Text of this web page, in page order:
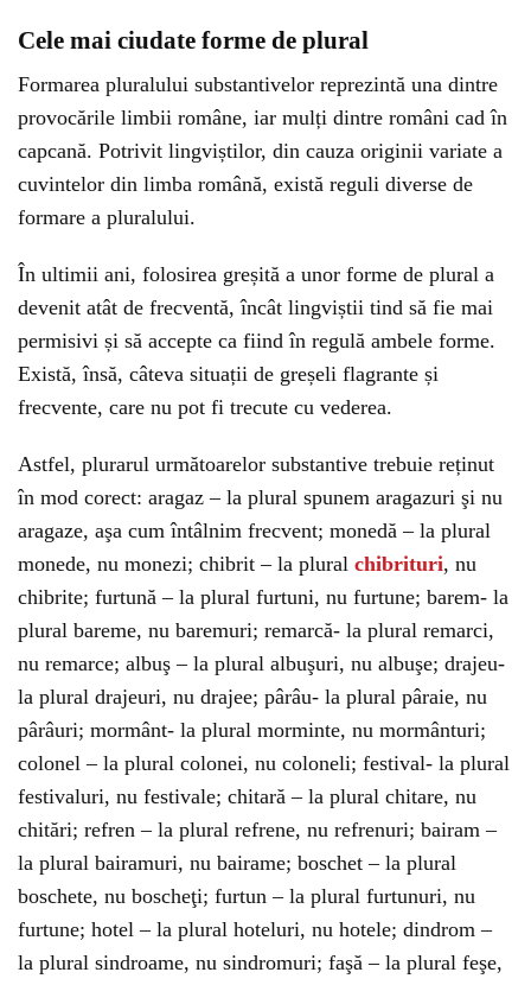
Cele mai ciudate forme de plural
Formarea pluralului substantivelor reprezintă una dintre
provocările limbii române, iar mulți dintre români cad în
capcană. Potrivit lingviștilor, din cauza originii variate a
cuvintelor din limba română, există reguli diverse de
formare a pluralului.
În ultimii ani, folosirea greșită a unor forme de plural a
devenit atât de frecventă, încât lingviștii tind să fie mai
permisivi și să accepte ca fiind în regulă ambele forme.
Există, însă, câteva situații de greșeli flagrante și
frecvente, care nu pot fi trecute cu vederea.
Astfel, plurarul următoarelor substantive trebuie reținut
în mod corect: aragaz – la plural spunem aragazuri şi nu
aragaze, aşa cum întâlnim frecvent; monedă – la plural
monede, nu monezi; chibrit – la plural chibrituri, nu
chibrite; furtună – la plural furtuni, nu furtune; barem- la
plural bareme, nu baremuri; remarcă- la plural remarci,
nu remarce; albuş – la plural albuşuri, nu albuşe; drajeu-
la plural drajeuri, nu drajee; pârâu- la plural pâraie, nu
pârâuri; mormânt- la plural morminte, nu mormânturi;
colonel – la plural colonei, nu coloneli; festival- la plural
festivaluri, nu festivale; chitară – la plural chitare, nu
chitări; refren – la plural refrene, nu refrenuri; bairam –
la plural bairamuri, nu bairame; boschet – la plural
boschete, nu boscheţi; furtun – la plural furtunuri, nu
furtune; hotel – la plural hoteluri, nu hotele; dindrom –
la plural sindroame, nu sindromuri; faşă – la plural feşe,